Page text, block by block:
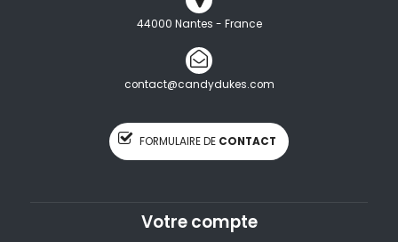
44000 Nantes - France
contact@candydukes.com
FORMULAIRE DE CONTACT
Votre compte